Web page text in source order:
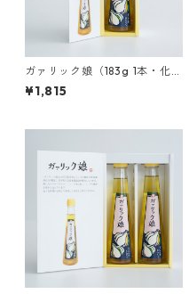
ガァリック娘（183g 1本・化粧
箱つき）
¥1,815